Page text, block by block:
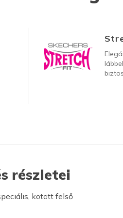
részletei
kötött felső